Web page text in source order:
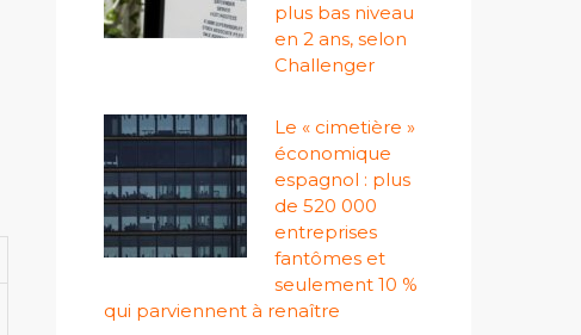
plus bas niveau
en 2 ans, selon
Challenger
Le « cimetière »
économique
espagnol : plus
de 520 000
entreprises
fantômes et
seulement 10 %
qui parviennent à renaître